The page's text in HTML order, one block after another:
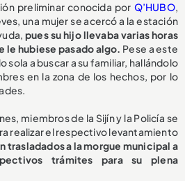
preliminar conocida por Q’HUBO,
una mujer se acercó a la estación
pues su hijo llevaba varias horas
le hubiese pasado algo. Pese a este
sola a buscar a su familiar, hallándolo
en la zona de los hechos, por lo
miembros de la Sijín y la Policía se
realizar el respectivo levantamiento
trasladados a la morgue municipal a
trámites para su plena